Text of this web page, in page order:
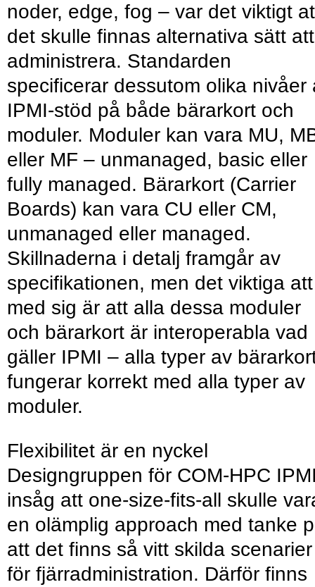
noder, edge, fog – var det viktigt
det skulle finnas alternativa sätt att
administrera. Standarden
specificerar dessutom olika nivåer
IPMI-stöd på både bärarkort och
moduler. Moduler kan vara MU,
eller MF – unmanaged, basic eller
fully managed. Bärarkort (Carrier
Boards) kan vara CU eller CM,
unmanaged eller managed.
Skillnaderna i detalj framgår av
specifikationen, men det viktiga
med sig är att alla dessa moduler
och bärarkort är interoperabla vad
gäller IPMI – alla typer av
fungerar korrekt med alla typer av
moduler.
Flexibilitet är en nyckel
Designgruppen för COM-HPC
insåg att one-size-fits-all skulle
en olämplig approach med tanke
att det finns så vitt skilda scenarier
för fjärradministration. Därför finns